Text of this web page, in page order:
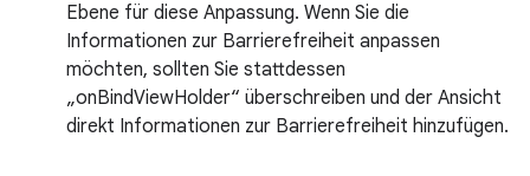
Ebene für diese Anpassung. Wenn Sie die
Informationen zur Barrierefreiheit anpassen
möchten, sollten Sie stattdessen
„onBindViewHolder“ überschreiben und der Ansicht
direkt Informationen zur Barrierefreiheit hinzufügen.